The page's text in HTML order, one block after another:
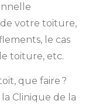
votre toiture,
le cas
toiture, etc.
que faire ?
Clinique de la